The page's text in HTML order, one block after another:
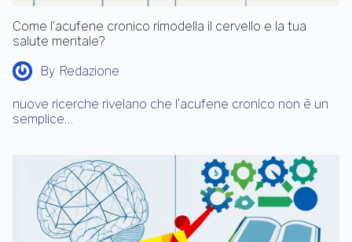
Come l’acufene cronico rimodella il cervello e la tua
salute mentale?
By Redazione
nuove ricerche rivelano che l’acufene cronico non è un
semplice…